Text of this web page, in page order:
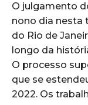
O julgamento
nono dia nesta
do Rio de
longo da
O processo
que se
2022. Os